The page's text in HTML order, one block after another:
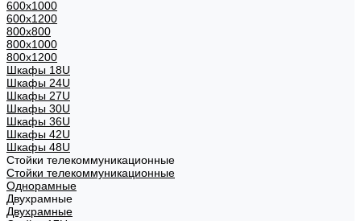
600х1000
600х1200
800x800
800х1000
800х1200
Шкафы 18U
Шкафы 24U
Шкафы 27U
Шкафы 30U
Шкафы 36U
Шкафы 42U
Шкафы 48U
Стойки телекоммуникационные
Стойки телекоммуникационные
Однорамные
Двухрамные
Двухрамные